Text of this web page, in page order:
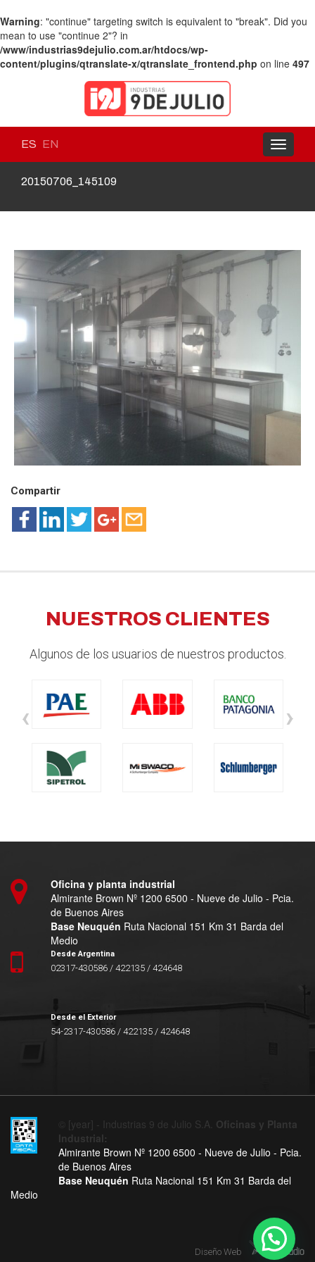
Warning: "continue" targeting switch is equivalent to "break". Did you
mean to use "continue 2"? in
/www/industrias9dejulio.com.ar/htdocs/wp-
content/plugins/qtranslate-x/qtranslate_frontend.php on line 497
ES EN
Toggle
20150706_145109
Compartir
NUESTROS CLIENTES
Algunos de los usuarios de nuestros productos.
‹ ›
Oficina y planta industrial
Almirante Brown Nº 1200 6500 - Nueve de Julio - Pcia.
de Buenos Aires
Base Neuquén Ruta Nacional 151 Km 31 Barda del
Medio
Desde Argentina
02317-430586 / 422135 / 424648
Desde el Exterior
54-2317-430586 / 422135 / 424648
© [year] - Industrias 9 de Julio S.A. Oficinas y Planta
Industrial:
Almirante Brown Nº 1200 6500 - Nueve de Julio - Pcia.
de Buenos Aires
Base Neuquén Ruta Nacional 151 Km 31 Barda del
Medio
Diseño Web